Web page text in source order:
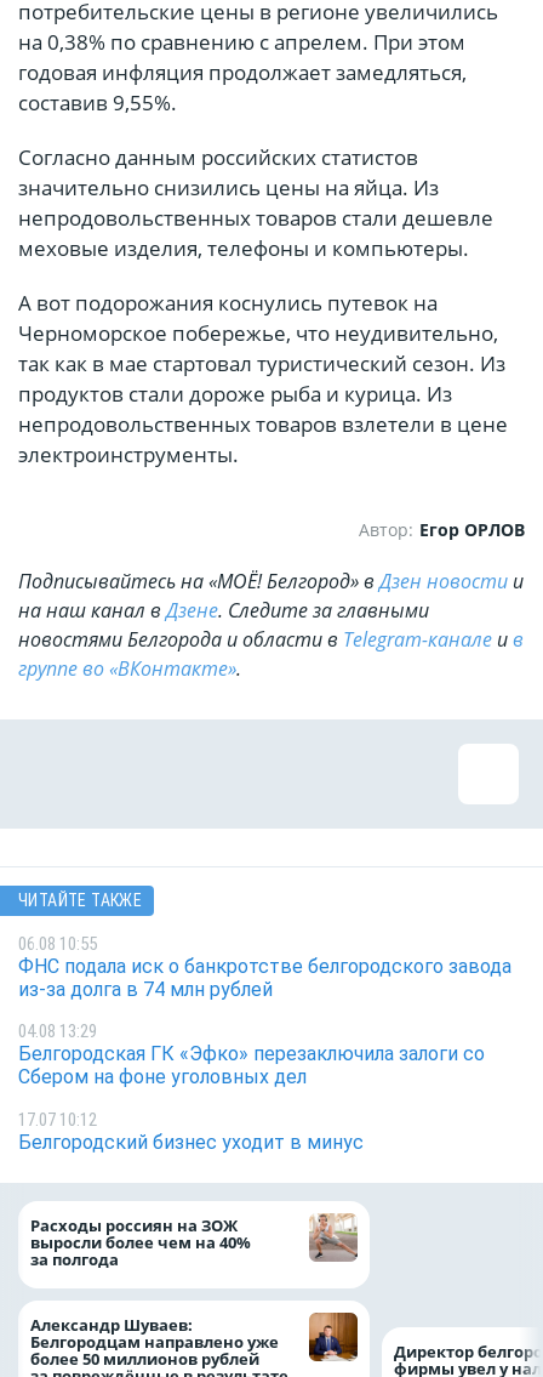
потребительские цены в регионе увеличились
на 0,38% по сравнению с апрелем. При этом
годовая инфляция продолжает замедляться,
составив 9,55%.
Согласно данным российских статистов
значительно снизились цены на яйца. Из
непродовольственных товаров стали дешевле
меховые изделия, телефоны и компьютеры.
А вот подорожания коснулись путевок на
Черноморское побережье, что неудивительно,
так как в мае стартовал туристический сезон. Из
продуктов стали дороже рыба и курица. Из
непродовольственных товаров взлетели в цене
электроинструменты.
Автор: Егор ОРЛОВ
Подписывайтесь на «МОЁ! Белгород» вДзен новости и
на наш канал вДзене. Cледите за главными
новостями Белгорода и области в Telegram-канале ив
группе во «ВКонтакте».
ЧИТАЙТЕ ТАКЖЕ
06.08 10:55
ФНС подала иск о банкротстве белгородского завода
из-за долга в 74 млн рублей
04.08 13:29
Белгородская ГК «Эфко» перезаключила залоги со
Сбером на фоне уголовных дел
17.07 10:12
Белгородский бизнес уходит в минус
Расходы россиян на ЗОЖ
выросли более чем на 40%
за полгода
Александр Шуваев:
Белгородцам направлено уже
более 50 миллионов рублей Директор
фирмы увел у